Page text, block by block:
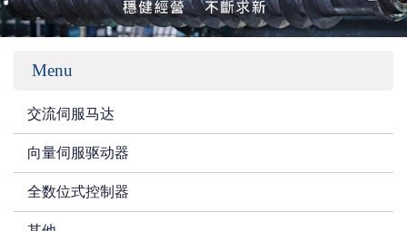
Menu
交流伺服马达
向量伺服驱动器
全数位式控制器